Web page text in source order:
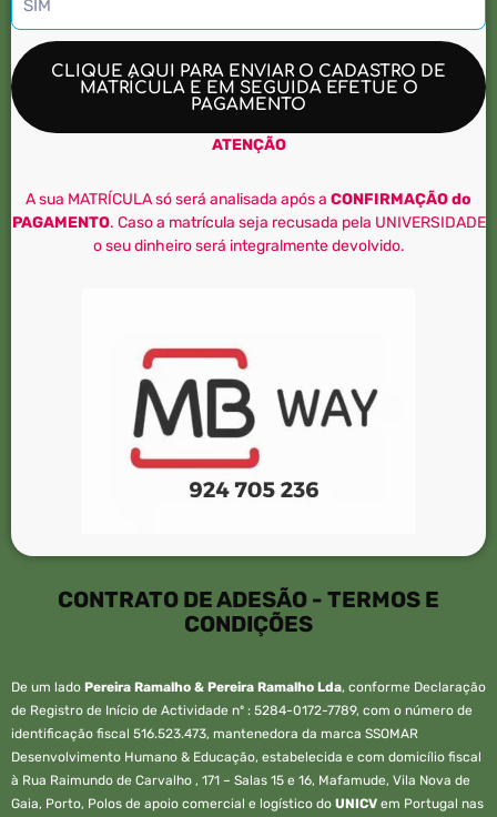
CLIQUE AQUI PARA ENVIAR O CADASTRO DE
MATRÍCULA E EM SEGUIDA EFETUE O
PAGAMENTO
ATENÇÃO
A sua MATRÍCULA só será analisada após a CONFIRMAÇÃO do
PAGAMENTO. Caso a matrícula seja recusada pela UNIVERSIDADE
o seu dinheiro será integralmente devolvido.
CONTRATO DE ADESÃO - TERMOS E
CONDIÇÕES
De um lado Pereira Ramalho & Pereira Ramalho Lda, conforme Declaração
de Registro de Início de Actividade nº : 5284-0172-7789, com o número de
identificação fiscal 516.523.473, mantenedora da marca SSOMAR
Desenvolvimento Humano & Educação, estabelecida e com domicílio fiscal
à Rua Raimundo de Carvalho , 171 – Salas 15 e 16, Mafamude, Vila Nova de
Gaia, Porto, Polos de apoio comercial e logístico do UNICV em Portugal nas